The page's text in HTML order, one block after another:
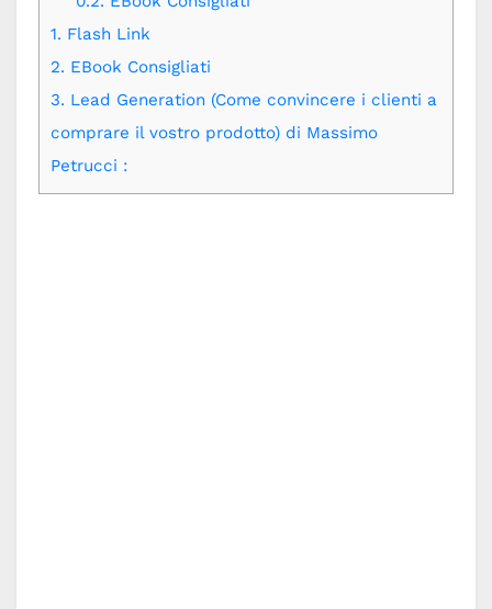
1. Flash Link
2. EBook Consigliati
3. Lead Generation (Come convincere i clienti a
comprare il vostro prodotto) di Massimo
Petrucci :